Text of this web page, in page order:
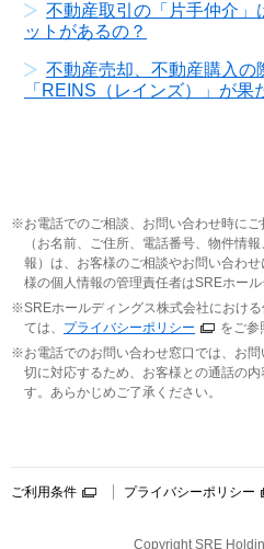
不動産取引の「片手仲介」
ットがあるの？
不動産売却、不動産購入の
「REINS（レインズ）」が果
お電話でのご相談、お問い合わせ時に
（お名前、ご住所、電話番号、物件情
報）は、お客様のご相談やお問い合わ
様の個人情報の管理責任者はSREホール
SREホールディングス株式会社におけ
ては、 プライバシーポリシー
をご参
お電話でのお問い合わせ窓口では、お
切に対応するため、お客様との通話の
す。あらかじめご了承ください。
ご利用条件 プライバシーポリシー
Copyright SRE